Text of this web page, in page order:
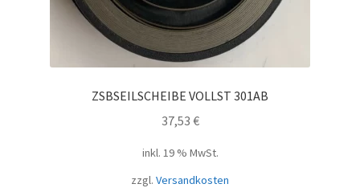
ZSBSEILSCHEIBE VOLLST 301AB
37,53 €
inkl. 19 % MwSt.
zzgl. Versandkosten